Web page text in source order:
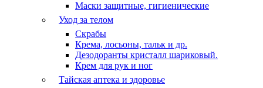
Маски защитные, гигиенические
Уход за телом
Скрабы
Крема, лосьоны, тальк и др.
Дезодоранты кристалл шариковый.
Крем для рук и ног
Тайская аптека и здоровье